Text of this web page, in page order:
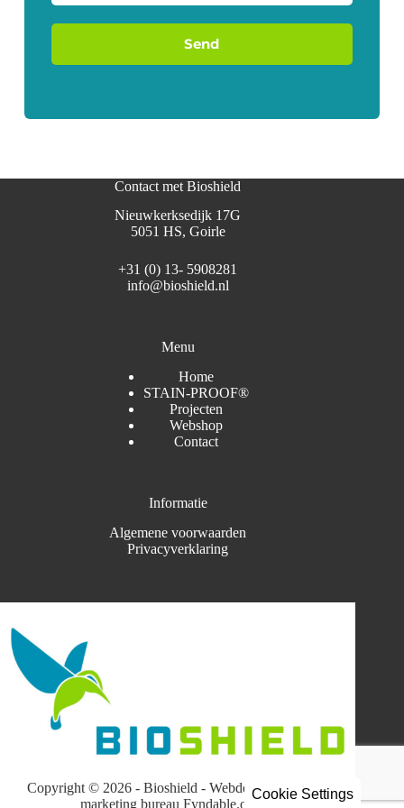
Cookie Settings
Send
Contact met Bioshield
Nieuwkerksedijk 17G
5051 HS, Goirle
+31 (0) 13- 5908281
info@bioshield.nl
Menu
Home
STAIN-PROOF®
Projecten
Webshop
Contact
Informatie
Algemene voorwaarden
Privacyverklaring
Copyright © 2026 - Bioshield - Webdesign byonline
marketing bureau Fyndable.online